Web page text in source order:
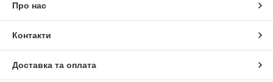
Про нас
Контакти
Доставка та оплата